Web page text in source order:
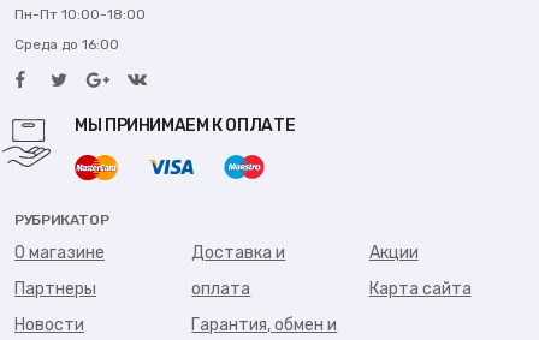
Пн-Пт 10:00-18:00
Среда до 16:00
МЫ ПРИНИМАЕМ К ОПЛАТЕ
РУБРИКАТОР
О магазине
Партнеры
Новости
Доставка и
оплата
Гарантия, обмен и
Акции
Карта сайта